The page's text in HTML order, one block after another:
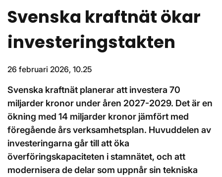
Svenska kraftnät ökar
investeringstakten
26 februari 2026, 10.25
Svenska kraftnät planerar att investera 70
miljarder kronor under åren 2027-2029. Det är en
ökning med 14 miljarder kronor jämfört med
föregående års verksamhetsplan. Huvuddelen av
investeringarna går till att öka
överföringskapaciteten i stamnätet, och att
modernisera de delar som uppnår sin tekniska